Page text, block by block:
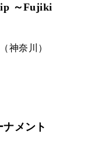
～Fujiki
神奈川）
メント